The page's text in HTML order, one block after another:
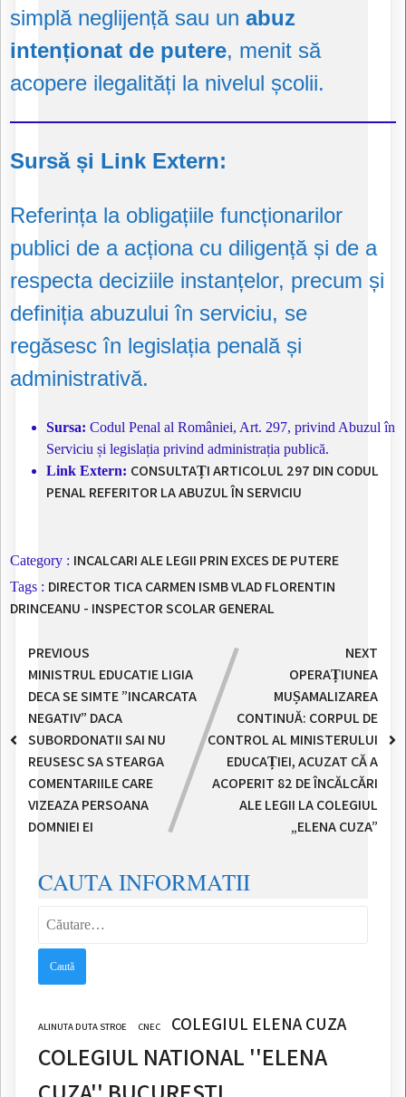
simplă neglijență sau un abuz
intenționat de putere, menit să
acopere ilegalități la nivelul școlii.
Sursă și Link Extern:
Referința la obligațiile funcționarilor
publici de a acționa cu diligență și de a
respecta deciziile instanțelor, precum și
definiția abuzului în serviciu, se
regăsesc în legislația penală și
administrativă.
Sursa: Codul Penal al României, Art. 297, privind Abuzul în
Serviciu și legislația privind administrația publică.
Link Extern: CONSULTAȚI ARTICOLUL 297 DIN CODUL
PENAL REFERITOR LA ABUZUL ÎN SERVICIU
Category : INCALCARI ALE LEGII PRIN EXCES DE PUTERE
Tags : DIRECTOR TICA CARMEN ISMBVLAD FLORENTIN
DRINCEANU - INSPECTOR SCOLAR GENERAL
PREVIOUS
MINISTRUL EDUCATIE LIGIA
DECA SE SIMTE ”INCARCATA
NEGATIV” DACA
SUBORDONATII SAI NU
REUSESC SA STEARGA
COMENTARIILE CARE
VIZEAZA PERSOANA
DOMNIEI EI
NEXT
OPERAȚIUNEA
MUȘAMALIZAREA
CONTINUĂ: CORPUL DE
CONTROL AL MINISTERULUI
EDUCAȚIEI, ACUZAT CĂ A
ACOPERIT 82 DE ÎNCĂLCĂRI
ALE LEGII LA COLEGIUL
„ELENA CUZA”
CAUTA INFORMATII
ALINUTA DUTA STROE CNEC COLEGIUL ELENA CUZA
COLEGIUL NATIONAL ''ELENA